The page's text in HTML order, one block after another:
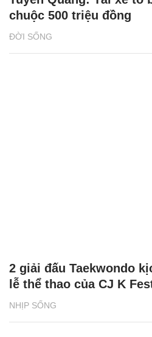
ĐỜI SỐNG
chuộc 500 triệu đồng
NHỊP SỐNG
2 giải đấu Taekwondo
lễ thể thao của CJ K